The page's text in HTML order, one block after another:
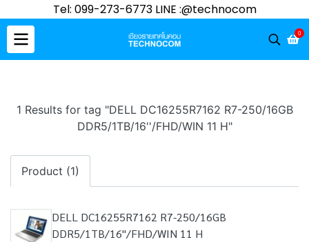
Tel: 099-273-6773 LINE :@technocom
0
1 Results for tag "DELL DC16255R7162 R7-250/16GB
DDR5/1TB/16''/FHD/WIN 11 H"
Product (1)
DELL DC16255R7162 R7-250/16GB
DDR5/1TB/16''/FHD/WIN 11 H